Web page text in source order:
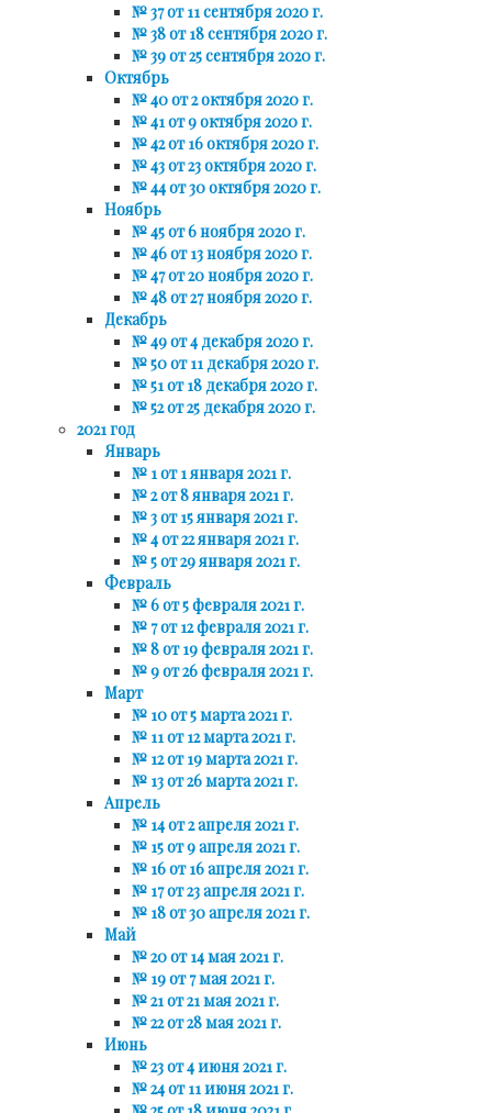
№ 37 от 11 сентября 2020 г.
№ 38 от 18 сентября 2020 г.
№ 39 от 25 сентября 2020 г.
Октябрь
№ 40 от 2 октября 2020 г.
№ 41 от 9 октября 2020 г.
№ 42 от 16 октября 2020 г.
№ 43 от 23 октября 2020 г.
№ 44 от 30 октября 2020 г.
Ноябрь
№ 45 от 6 ноября 2020 г.
№ 46 от 13 ноября 2020 г.
№ 47 от 20 ноября 2020 г.
№ 48 от 27 ноября 2020 г.
Декабрь
№ 49 от 4 декабря 2020 г.
№ 50 от 11 декабря 2020 г.
№ 51 от 18 декабря 2020 г.
№ 52 от 25 декабря 2020 г.
2021 год
Январь
№ 1 от 1 января 2021 г.
№ 2 от 8 января 2021 г.
№ 3 от 15 января 2021 г.
№ 4 от 22 января 2021 г.
№ 5 от 29 января 2021 г.
Февраль
№ 6 от 5 февраля 2021 г.
№ 7 от 12 февраля 2021 г.
№ 8 от 19 февраля 2021 г.
№ 9 от 26 февраля 2021 г.
Март
№ 10 от 5 марта 2021 г.
№ 11 от 12 марта 2021 г.
№ 12 от 19 марта 2021 г.
№ 13 от 26 марта 2021 г.
Апрель
№ 14 от 2 апреля 2021 г.
№ 15 от 9 апреля 2021 г.
№ 16 от 16 апреля 2021 г.
№ 17 от 23 апреля 2021 г.
№ 18 от 30 апреля 2021 г.
Май
№ 20 от 14 мая 2021 г.
№ 19 от 7 мая 2021 г.
№ 21 от 21 мая 2021 г.
№ 22 от 28 мая 2021 г.
Июнь
№ 23 от 4 июня 2021 г.
№ 24 от 11 июня 2021 г.